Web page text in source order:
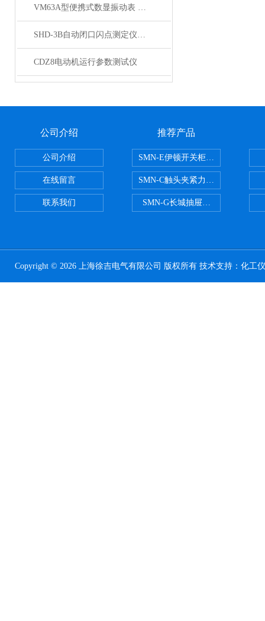
VM63A型便携式数显振动表 日本理音测振仪VM63A参数
SHD-3B自动闭口闪点测定仪具有故障自诊功能
CDZ8电动机运行参数测试仪
公司介绍
公司介绍
在线留言
联系我们
推荐产品
SMN-E伊顿开关柜触头夹紧力检
SMN-C触头夹紧力检测仪
SMN-G长城抽屉开关柜触头夹紧
Copyright © 2026 上海徐吉电气有限公司 版权所有 技术支持： 化工